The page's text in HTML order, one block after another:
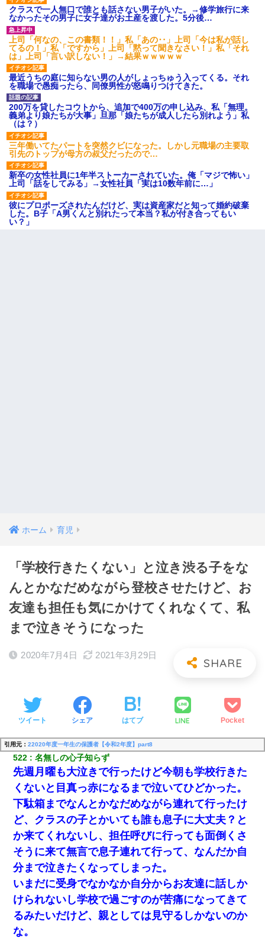
クラスで一人無口で誰とも話さない男子がいた。→修学旅行に来
なかったその男子に女子達がお土産を渡した。5分後…
上司「何なの、この書類！！」私「あの‥」上司「今は私が話し
てるの！」私「ですから」上司「黙って聞きなさい！」私「それ
は」上司「言い訳しない！」→結果ｗｗｗｗｗ
最近うちの庭に知らない男の人がしょっちゅう入ってくる。それ
を職場で愚痴ったら、同僚男性が怒鳴りつけてきた。
200万を貸したコウトから、追加で400万の申し込み、私「無理。
義弟より娘たちが大事」旦那「娘たちが成人したら別れよう」私
（は？）
三年働いてたパートを突然クビになった。しかし元職場の主要取
引先のトップが母方の叔父だったので…
新卒の女性社員に1年半ストーカーされていた。俺「マジで怖い」
上司「話をしてみる」→女性社員「実は10数年前に…」
彼にプロポーズされたんだけど、実は資産家だと知って婚約破棄
した。B子「A男くんと別れたって本当？私が付き合ってもい
い？」
ホーム 育児
「学校行きたくない」と泣き渋る子をな
んとかなだめながら登校させたけど、お
友達も担任も気にかけてくれなくて、私
まで泣きそうになった
2020年7月4日 2021年3月29日
ツイート シェア はてブ LINE Pocket
引用元： 22020年度一年生の保護者【令和2年度】part8
522 名無しの心子知らず
先週月曜も大泣きで行ったけど今朝も学校行きた
くないと目真っ赤になるまで泣いてひどかった。
下駄箱までなんとかなだめながら連れて行ったけ
ど、クラスの子とかいても誰も息子に大丈夫？と
か来てくれないし、担任呼びに行っても面倒くさ
そうに来て無言で息子連れて行って、なんだか自
分まで泣きたくなってしまった。
いまだに受身でなかなか自分からお友達に話しか
けられないし学校で過ごすのが苦痛になってきて
るみたいだけど、親としては見守るしかないのか
な。